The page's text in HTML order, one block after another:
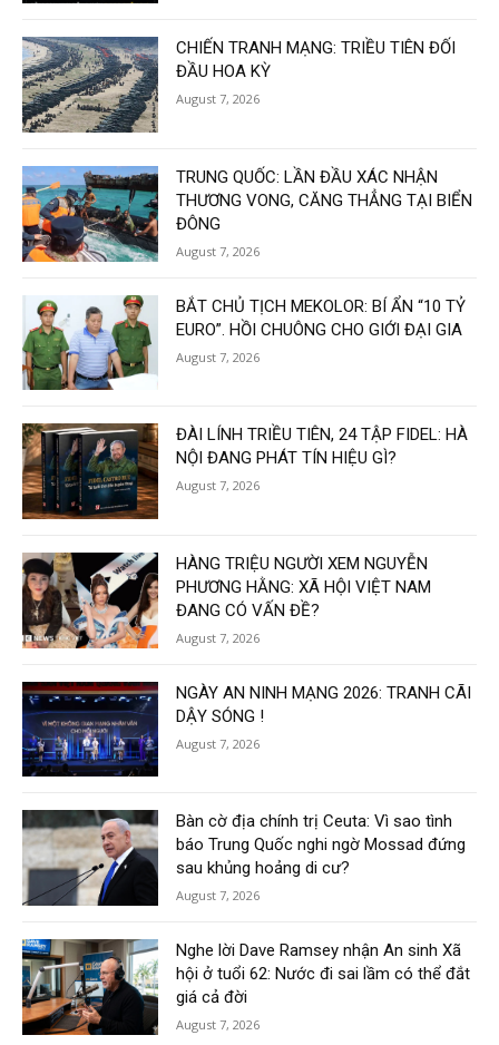
CHIẾN TRANH MẠNG: TRIỀU TIÊN ĐỐI
ĐẦU HOA KỲ
August 7, 2026
TRUNG QUỐC: LẦN ĐẦU XÁC NHẬN
THƯƠNG VONG, CĂNG THẲNG TẠI BIỂN
ĐÔNG
August 7, 2026
BẮT CHỦ TỊCH MEKOLOR: BÍ ẨN “10 TỶ
EURO”. HỒI CHUÔNG CHO GIỚI ĐẠI GIA
August 7, 2026
ĐÀI LÍNH TRIỀU TIÊN, 24 TẬP FIDEL: HÀ
NỘI ĐANG PHÁT TÍN HIỆU GÌ?
August 7, 2026
HÀNG TRIỆU NGƯỜI XEM NGUYỄN
PHƯƠNG HẰNG: XÃ HỘI VIỆT NAM
ĐANG CÓ VẤN ĐỀ?
August 7, 2026
NGÀY AN NINH MẠNG 2026: TRANH CÃI
DẬY SÓNG !
August 7, 2026
Bàn cờ địa chính trị Ceuta: Vì sao tình
báo Trung Quốc nghi ngờ Mossad đứng
sau khủng hoảng di cư?
August 7, 2026
Nghe lời Dave Ramsey nhận An sinh Xã
hội ở tuổi 62: Nước đi sai lầm có thể đắt
giá cả đời
August 7, 2026